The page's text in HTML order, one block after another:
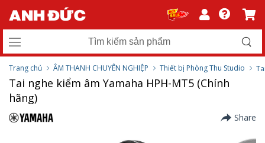
Trang chủ ÂM THANH CHUYÊN NGHIỆP Thiết bị Phòng Thu Studio
Tai nghe kiểm âm Yamaha HPH-MT5 (Chính
hãng)
Share